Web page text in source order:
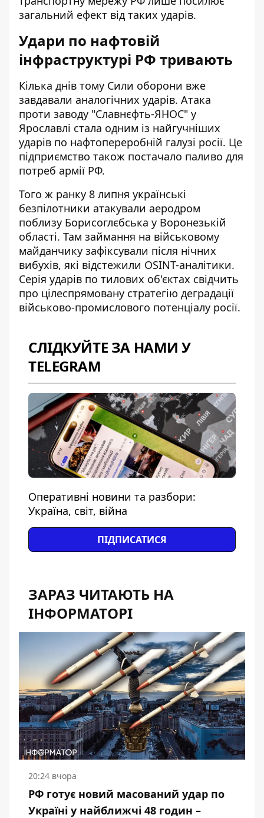
загальний ефект від таких ударів.
Удари по нафтовій
інфраструктурі РФ тривають
Кілька днів тому Сили оборони вже
завдавали аналогічних ударів. Атака
проти заводу "Славнєфть-ЯНОС" у
Ярославлі стала одним із найгучніших
ударів по нафтопереробній галузі росії. Це
підприємство також постачало паливо для
потреб армії РФ.
Того ж ранку 8 липня українські
безпілотники атакували аеродром
поблизу Борисоглєбська у Воронезькій
області. Там займання на військовому
майданчику зафіксували після нічних
вибухів, які відстежили OSINT-аналітики.
Серія ударів по тилових об'єктах свідчить
про цілеспрямовану стратегію деградації
військово-промислового потенціалу росії.
СЛІДКУЙТЕ ЗА НАМИ У
TELEGRAM
Оперативні новини та разбори:
Україна, світ, війна
ПІДПИСАТИСЯ
ЗАРАЗ ЧИТАЮТЬ НА
ІНФОРМАТОРІ
20:24 вчора
РФ готує новий масований удар по
Україні у найближчі 48 годин –